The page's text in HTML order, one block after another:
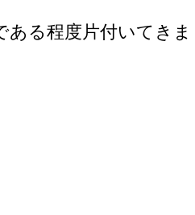
る程度片付いてきま